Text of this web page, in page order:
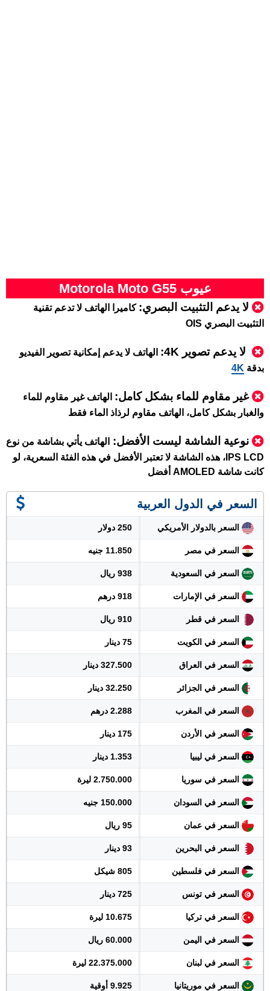
عيوب Motorola Moto G55
لا يدعم التثبيت البصري: كاميرا الهاتف لا تدعم تقنية
التثبيت البصري OIS
لا يدعم تصوير 4K: الهاتف لا يدعم إمكانية تصوير الفيديو
بدقة 4K
غير مقاوم للماء بشكل كامل: الهاتف غير مقاوم للماء
والغبار بشكل كامل، الهاتف مقاوم لرذاذ الماء فقط
نوعية الشاشة ليست الأفضل:
الهاتف يأتي بشاشة من نوع
IPS LCD، هذه الشاشة لا تعتبر الأفضل في هذه الفئة السعرية، لو
كانت شاشة AMOLED أفضل
السعر في الدول العربية
السعر بالدولار الأمريكي 250 دولار
السعر في مصر 11.850 جنيه
السعر في السعودية 938 ريال
السعر في الإمارات 918 درهم
السعر في قطر 910 ريال
السعر في الكويت 75 دينار
السعر في العراق 327.500 دينار
السعر في الجزائر 32.250 دينار
السعر في المغرب 2.288 درهم
السعر في الأردن 175 دينار
السعر في ليبيا 1.353 دينار
السعر في سوريا 2.750.000 ليرة
السعر في السودان 150.000 جنيه
السعر في عمان 95 ريال
السعر في البحرين 93 دينار
السعر في فلسطين 805 شيكل
السعر في تونس 725 دينار
السعر في تركيا 10.675 ليرة
السعر في اليمن 60.000 ريال
السعر في لبنان 22.375.000 ليرة
السعر في موريتانيا 9.925 أوقية